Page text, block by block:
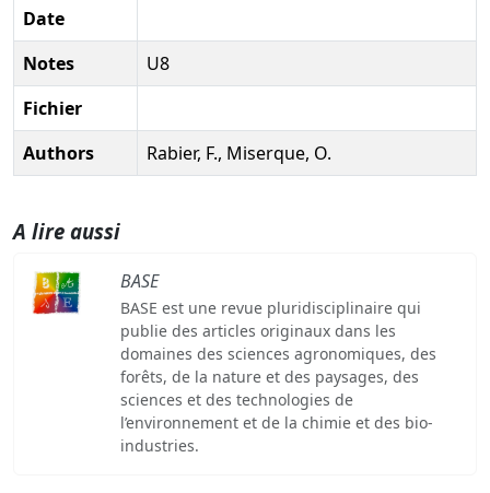
Date
Notes
U8
Fichier
Authors
Rabier, F., Miserque, O.
A lire aussi
BASE
BASE est une revue pluridisciplinaire qui
publie des articles originaux dans les
domaines des sciences agronomiques, des
forêts, de la nature et des paysages, des
sciences et des technologies de
l’environnement et de la chimie et des bio-
industries.